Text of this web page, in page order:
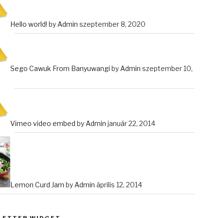
Hello world! by Admin szeptember 8, 2020
Sego Cawuk From Banyuwangi by Admin szeptember 10,
Vimeo video embed by Admin január 22, 2014
Lemon Curd Jam by Admin április 12, 2014